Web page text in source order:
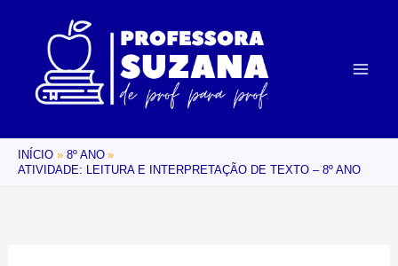
conteúdo
INÍCIO
8º ANO
ATIVIDADE: LEITURA E INTERPRETAÇÃO DE TEXTO – 8º ANO